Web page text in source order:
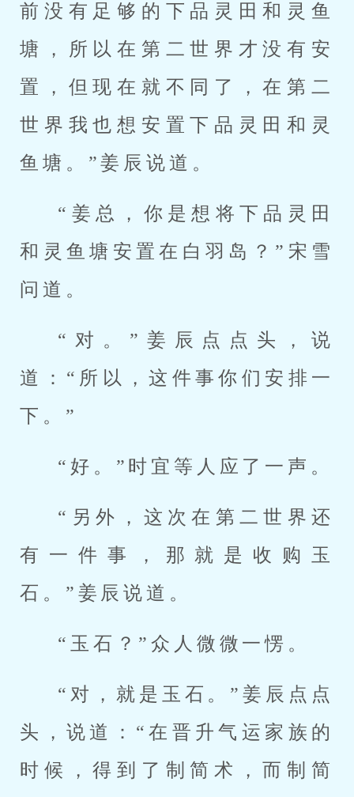
前没有足够的下品灵田和灵鱼
塘，所以在第二世界才没有安
置，但现在就不同了，在第二
世界我也想安置下品灵田和灵
鱼塘。”姜辰说道。
“姜总，你是想将下品灵田
和灵鱼塘安置在白羽岛？”宋雪
问道。
“对。”姜辰点点头，说
道：“所以，这件事你们安排一
下。”
“好。”时宜等人应了一声。
“另外，这次在第二世界还
有一件事，那就是收购玉
石。”姜辰说道。
“玉石？”众人微微一愣。
“对，就是玉石。”姜辰点点
头，说道：“在晋升气运家族的
时候，得到了制简术，而制简